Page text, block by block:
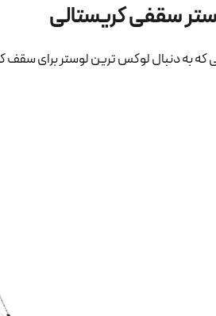
سقفی کریستالی
که به دنبال لوکس ترین لوستر برای سقف